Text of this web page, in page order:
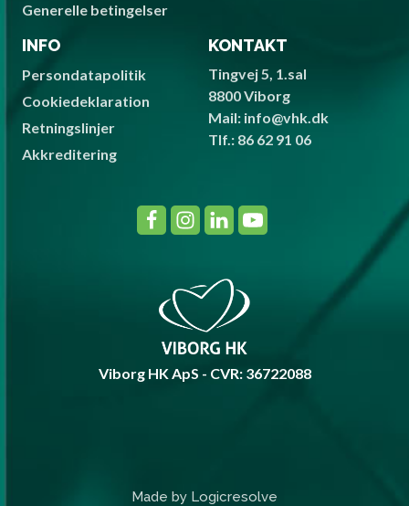
Generelle betingelser
INFO
Persondatapolitik
Cookiedeklaration
Retningslinjer
Akkreditering
KONTAKT
Tingvej 5, 1.sal
8800 Viborg
Mail: info@vhk.dk
Tlf.: 86 62 91 06
Viborg HK ApS - CVR: 36722088
Made by Logicresolve